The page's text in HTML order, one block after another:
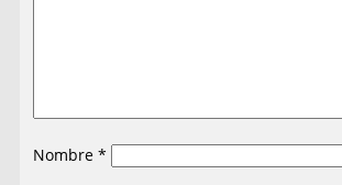
Nombre*